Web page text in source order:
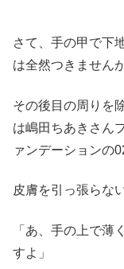
さて、手の甲で下
は全然つきません
その後目の周りを
は嶋田ちあきさん
ァンデーションの
皮膚を引っ張らな
「あ、手の上で薄
すよ」